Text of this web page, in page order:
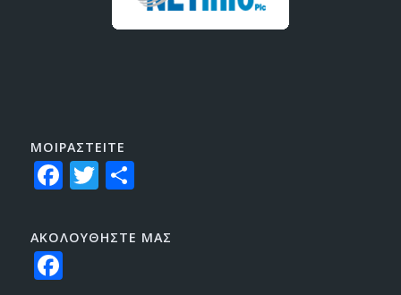
ΜΟΙΡΑΣTEITE
Facebook
Twitter
Share
ΑΚΟΛΟΥΘΗΣΤΕ ΜΑΣ
Facebook